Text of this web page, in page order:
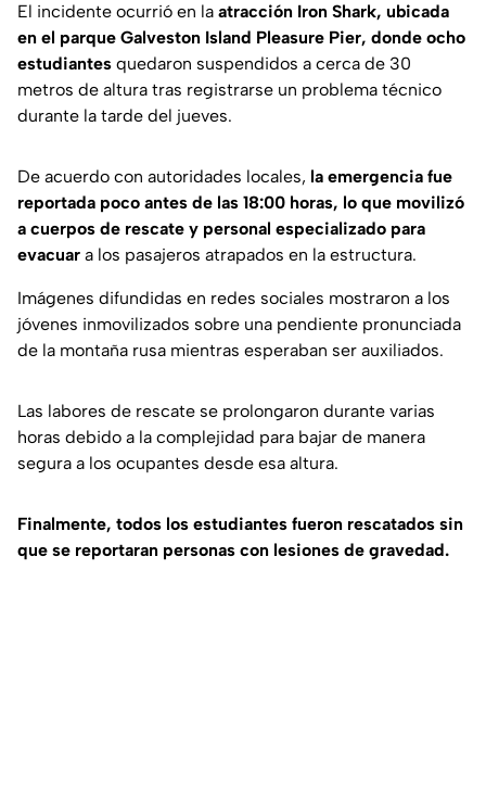
El incidente ocurrió en la atracción Iron Shark, ubicada
en el parque Galveston Island Pleasure Pier, donde ocho
estudiantes quedaron suspendidos a cerca de 30
metros de altura tras registrarse un problema técnico
durante la tarde del jueves.
De acuerdo con autoridades locales, la emergencia fue
reportada poco antes de las 18:00 horas, lo que movilizó
a cuerpos de rescate y personal especializado para
evacuar a los pasajeros atrapados en la estructura.
Imágenes difundidas en redes sociales mostraron a los
jóvenes inmovilizados sobre una pendiente pronunciada
de la montaña rusa mientras esperaban ser auxiliados.
Las labores de rescate se prolongaron durante varias
horas debido a la complejidad para bajar de manera
segura a los ocupantes desde esa altura.
Finalmente, todos los estudiantes fueron rescatados sin
que se reportaran personas con lesiones de gravedad.